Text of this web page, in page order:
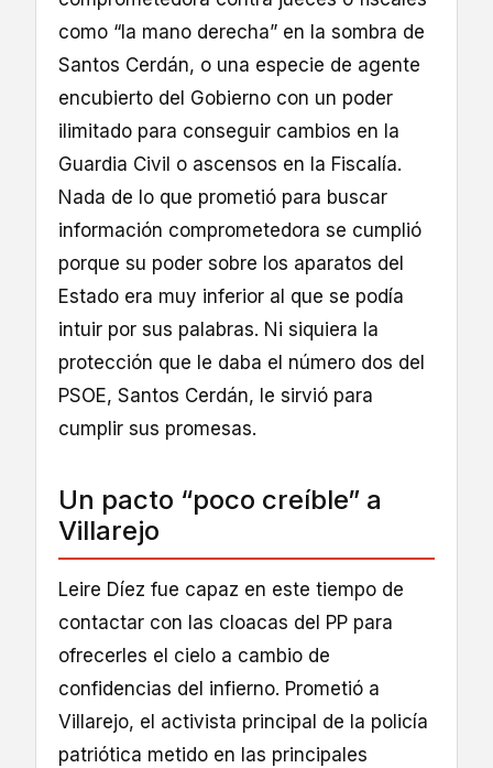
como “la mano derecha” en la sombra de
Santos Cerdán, o una especie de agente
encubierto del Gobierno con un poder
ilimitado para conseguir cambios en la
Guardia Civil o ascensos en la Fiscalía.
Nada de lo que prometió para buscar
información comprometedora se cumplió
porque su poder sobre los aparatos del
Estado era muy inferior al que se podía
intuir por sus palabras. Ni siquiera la
protección que le daba el número dos del
PSOE, Santos Cerdán, le sirvió para
cumplir sus promesas.
Un pacto “poco creíble” a
Villarejo
Leire Díez fue capaz en este tiempo de
contactar con las cloacas del PP para
ofrecerles el cielo a cambio de
confidencias del infierno. Prometió a
Villarejo, el activista principal de la policía
patriótica metido en las principales